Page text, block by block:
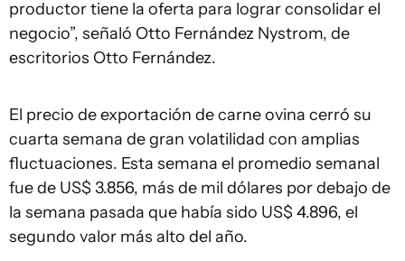
productor tiene la oferta para lograr consolidar el
negocio”, señaló Otto Fernández Nystrom, de
escritorios Otto Fernández.
El precio de exportación de carne ovina cerró su
cuarta semana de gran volatilidad con amplias
fluctuaciones. Esta semana el promedio semanal
fue de US$ 3.856, más de mil dólares por debajo de
la semana pasada que había sido US$ 4.896, el
segundo valor más alto del año.